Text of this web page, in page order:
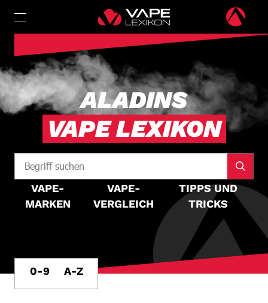
ALADINS
VAPE LEXIKON
VAPE-
MARKEN
VAPE-
VERGLEICH
TIPPS UND
TRICKS
0-9 A-Z